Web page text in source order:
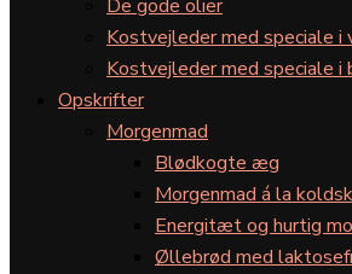
De gode olier
Kostvejleder med speciale
Kostvejleder med speciale
Opskrifter
Morgenmad
Blødkogte æg
Morgenmad á la
Energitæt og hurtig
Øllebrød med